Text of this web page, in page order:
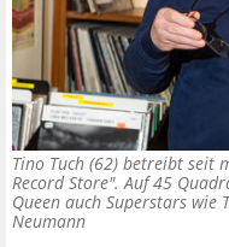
Tino Tuch (62) betreibt seit
Record Store". Auf 45
Queen auch Superstars
Neumann